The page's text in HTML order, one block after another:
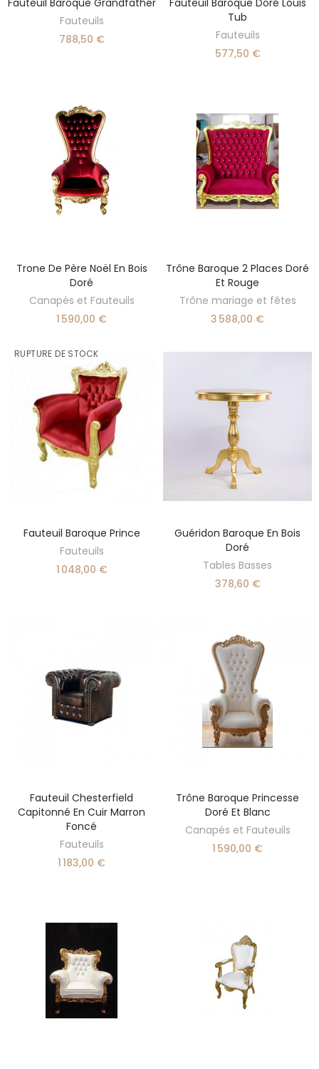
AJOUTER AU PANIER
Fauteuil Baroque Grandfather
Fauteuils
788,50 €
DÉCOUVRIR
Fauteuil Baroque Doré Louis
Tub
Fauteuils
577,50 €
AJOUTER AU PANIER
Trone De Père Noël En Bois
Doré
Canapés et Fauteuils
1 590,00 €
AJOUTER AU PANIER
Trône Baroque 2 Places Doré
Et Rouge
Trône mariage et fêtes
3 588,00 €
RUPTURE DE STOCK
DÉCOUVRIR
Fauteuil Baroque Prince
Fauteuils
1 048,00 €
SÉLECTIONNER UNE OPTION
Guéridon Baroque En Bois
Doré
Tables Basses
378,60 €
AJOUTER AU PANIER
Fauteuil Chesterfield
Capitonné En Cuir Marron
Foncé
Fauteuils
1 183,00 €
AJOUTER AU PANIER
Trône Baroque Princesse
Doré Et Blanc
Canapés et Fauteuils
1 590,00 €